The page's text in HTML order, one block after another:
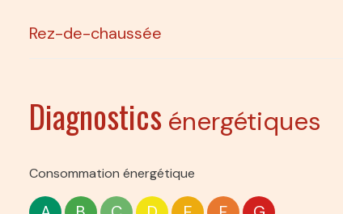
Rez-de-chaussée
cuisine
Diagnostics énergétiques
Consommation énergétique